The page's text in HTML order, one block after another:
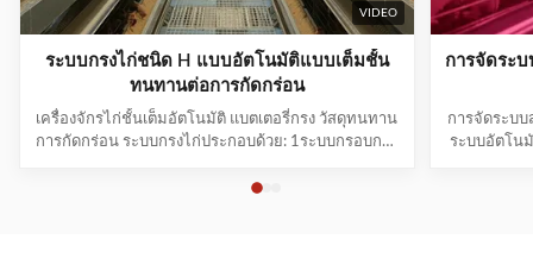
VIDEO
ระบบกรงไก่ชนิด H แบบอัตโนมัติแบบเต็มชั้น
ทนทานต่อการกัดกร่อน
เครื่องจักรไก่ชั้นเต็มอัตโนมัติ แบตเตอรี่กรง วัสดุทนทาน
การกัดกร่อน ระบบกรงไก่ประกอบด้วย: 1ระบบกรอบกรง
หมัก 5ระบบเก็บไข่ 6ระบบอากาศและระบบเย็น 7ระบบ
การจัดระ
การจัดระบ
ระบบอัตโน